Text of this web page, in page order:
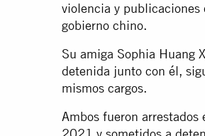
violencia y publicaciones
gobierno chino.
Su amiga Sophia Huang
detenida junto con él,
mismos cargos.
Ambos fueron